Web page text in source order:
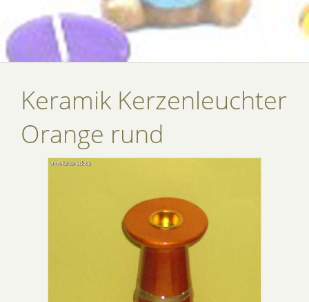
Keramik Kerzenleuchter
Orange rund